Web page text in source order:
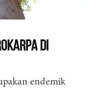
di
endemik